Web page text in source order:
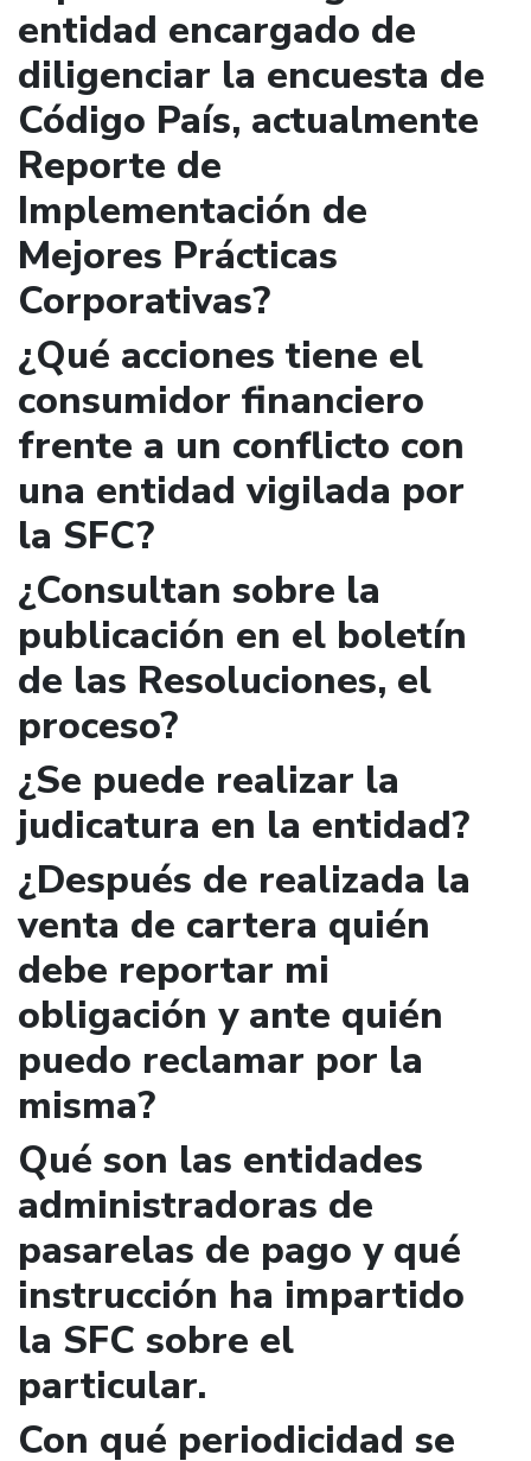
entidad encargado de
diligenciar la encuesta de
Código País, actualmente
Reporte de
Implementación de
Mejores Prácticas
Corporativas?
¿Qué acciones tiene el
consumidor financiero
frente a un conflicto con
una entidad vigilada por
la SFC?
¿Consultan sobre la
publicación en el boletín
de las Resoluciones, el
proceso?
¿Se puede realizar la
judicatura en la entidad?
¿Después de realizada la
venta de cartera quién
debe reportar mi
obligación y ante quién
puedo reclamar por la
misma?
Qué son las entidades
administradoras de
pasarelas de pago y qué
instrucción ha impartido
la SFC sobre el
particular.
Con qué periodicidad se